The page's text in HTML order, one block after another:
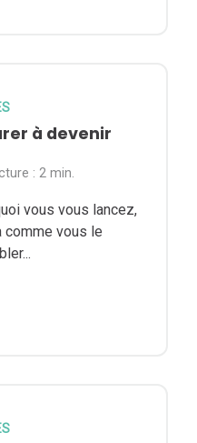
à devenir
:2 min.
vous vous lancez,
comme vous le